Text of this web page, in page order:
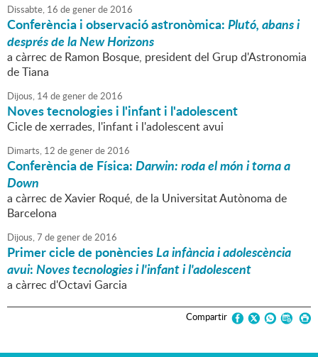
Dissabte, 16 degenerde2016
Conferència i observació astronòmica:Plutó, abans i
després de la New Horizons
a càrrec de Ramon Bosque, president del Grup d'Astronomia
de Tiana
Dijous, 14degenerde2016
Noves tecnologies i l'infant i l'adolescent
Cicle de xerrades, l'infant i l'adolescent avui
Dimarts, 12 degenerde2016
Conferència de Física:Darwin: roda el món i torna a
Down
a càrrec de Xavier Roqué, de la Universitat Autònoma de
Barcelona
Dijous,7 degenerde2016
Primer cicle de ponènciesLa infància i adolescència
avui:Noves tecnologies i l'infant i l'adolescent
a càrrec d'Octavi Garcia
Compartir